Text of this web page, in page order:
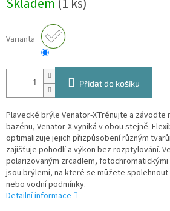
cena:
Varianta
Přidat do košíku
Plavecké brýle Venator-XTrénujte a
bazénu, Venator-X vyniká v obou stejně.
optimalizuje jejich přizpůsobení různým
zajišťuje pohodlí a výkon bez rozptylování.
polarizovaným zrcadlem,
jsou brýlemi, na které se můžete
nebo vodní podmínky.
Detailní informace